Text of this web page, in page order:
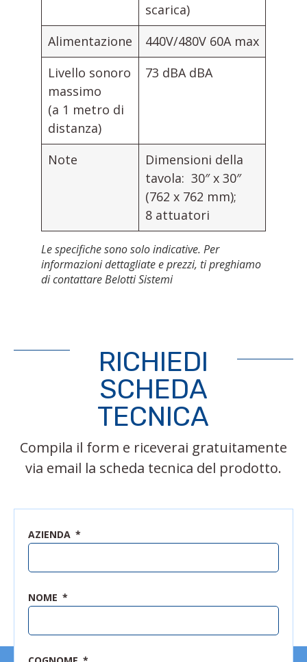
scarica)
Alimentazione
440V/480V 60A max
Livello sonoro
massimo
(a 1 metro di
distanza)
73 dBA dBA
Note
Dimensioni della
tavola: 30″ x 30″
(762 x 762 mm);
8 attuatori
Le specifiche sono solo indicative. Per
informazioni dettagliate e prezzi, ti preghiamo
di contattare Belotti Sistemi
RICHIEDI
SCHEDA
TECNICA
Compila il form e riceverai gratuitamente
via email la scheda tecnica del prodotto.
AZIENDA
NOME